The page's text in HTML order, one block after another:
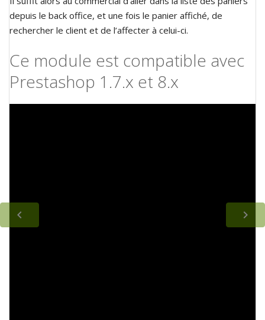
depuis le back office, et une fois le panier affiché, de
rechercher le client et de l’affecter à celui-ci.
Ce module est compatible avec
Prestashop 1.7.x et 8.x
 